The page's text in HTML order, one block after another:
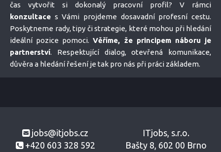
čas vytvořit si dokonalý pracovní profil? V rámci
konzultace s Vámi projdeme dosavadní profesní cestu.
Poskytneme rady, tipy či strategie, které mohou při hledání
ideální pozice pomoci.Věříme, že principem náboru je
partnerství. Respektující dialog, otevřená komunikace,
důvěra a hledání řešení je tak pro nás při práci základem.
jobs@itjobs.cz
+420 603 328 592
ITjobs, s.r.o.
Bašty 8, 602 00 Brno